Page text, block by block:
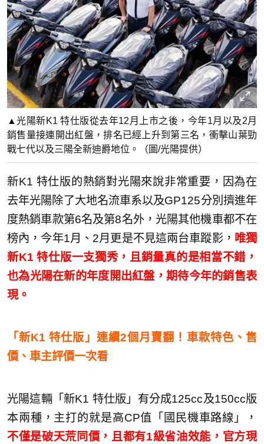
▲光陽新K1 特仕版從去年12月上市之後，今年1月以及2月
銷售量接連開出紅盤，排名已經上升到第三名，衝擊山葉勁
戰七代以及三陽全新迪爵地位。（圖/光陽提供）
新K1 特仕版的熱銷對光陽來說非常重要，因為在
去年光陽除了大地名流車系以及GP125分別擠進年
度熱銷車款第6名及第8名外，光陽其他機車都不在
榜內，今年1月、2月更是不見這兩台車蹤影， 唯獨
新K1 特仕版一支獨秀，且銷量真的是相當不錯，
也為光陽在新的年度開出紅盤，期待今年的銷售表
現。
「新K1 特仕版」連續2個月賣翻！車款特色、售
價、車主評價一次看
光陽這輛「新K1 特仕版」有分成125cc及150cc版
本兩種，主打的就是高CP值「國民機車路線」，
不僅是破天荒同價，且都有1級省油效能，官方現